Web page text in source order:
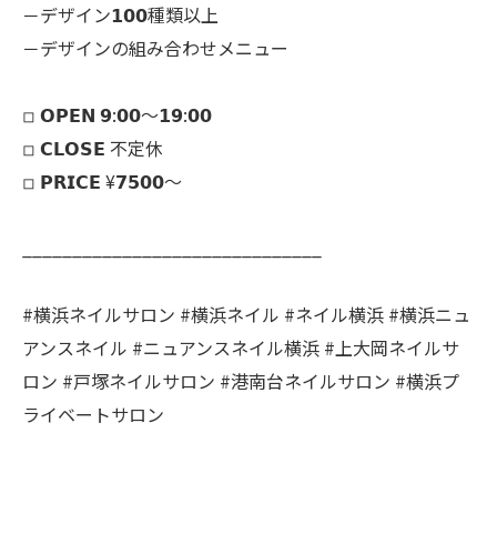
－デザイン𝟭𝟬𝟬種類以上
－デザインの組み合わせメニュー
◽︎ 𝗢𝗣𝗘𝗡 𝟵:𝟬𝟬～𝟭𝟵:𝟬𝟬
◽︎ 𝗖𝗟𝗢𝗦𝗘 不定休
◽︎ 𝗣𝗥𝗜𝗖𝗘 ¥𝟳𝟱𝟬𝟬～
#横浜ネイルサロン #横浜ネイル #ネイル横浜 #横浜ニュ
アンスネイル #ニュアンスネイル横浜 #上大岡ネイルサ
ロン #戸塚ネイルサロン #港南台ネイルサロン #横浜プ
ライベートサロン